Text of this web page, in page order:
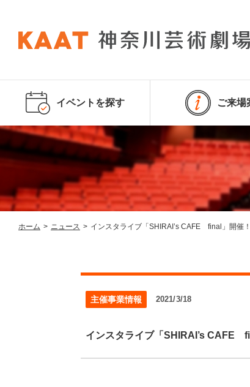
イベントを探す ご来場
ホーム > ニュース > インスタライブ「SHIRAI’s CAFE final」開催！
主催事業情報 2021/3/18
インスタライブ「SHIRAI’s CAFE